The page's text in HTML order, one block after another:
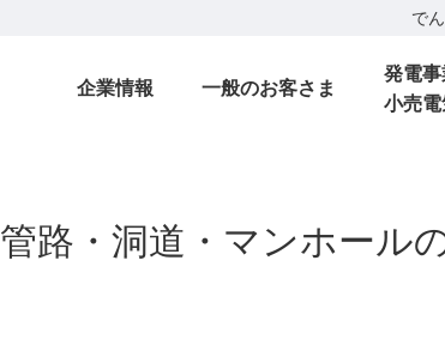
で
企業情報 一般のお客さま
発電事
小売電
管路・洞道・マンホール